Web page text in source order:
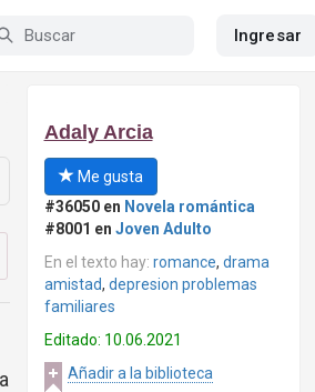
Ingresar
Adaly Arcia
Me gusta
#36050 en Novela romántica
#8001 en Joven Adulto
En el texto hay: romance, drama
amistad, depresion problemas
familiares
Editado: 10.06.2021
Añadir a la biblioteca